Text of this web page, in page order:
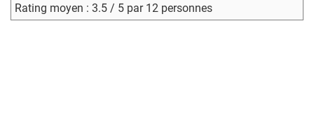
Rating moyen : 3.5 / 5 par 12 personnes